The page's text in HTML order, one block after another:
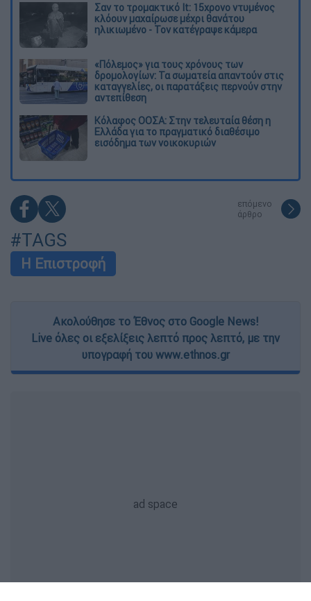
Σαν το τρομακτικό It: 15χρονο ντυμένος
κλόουν μαχαίρωσε μέχρι θανάτου
ηλικιωμένο - Τον κατέγραψε κάμερα
«Πόλεμος» για τους χρόνους των
δρομολογίων: Τα σωματεία απαντούν στις
καταγγελίες, οι παρατάξεις περνούν στην
αντεπίθεση
Κόλαφος ΟΟΣΑ: Στην τελευταία θέση η
Ελλάδα για το πραγματικό διαθέσιμο
εισόδημα των νοικοκυριών
επόμενο
άρθρο
#TAGS
Η Επιστροφή
Ακολούθησε το Έθνος στο Google News!
Live όλες οι εξελίξεις λεπτό προς λεπτό, με την
υπογραφή του www.ethnos.gr